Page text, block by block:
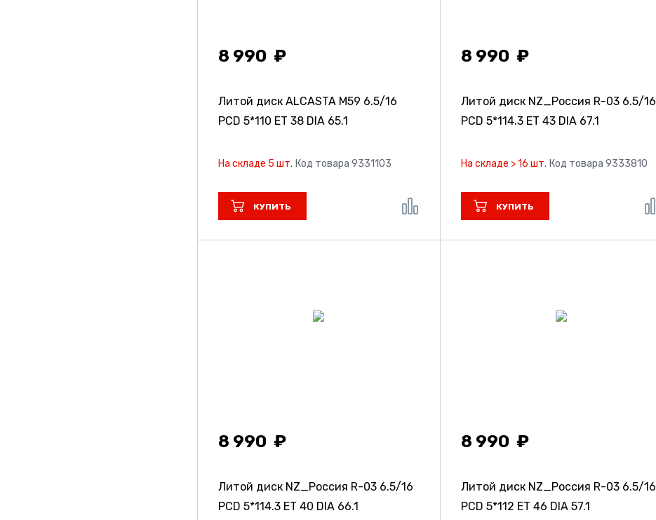
8 990
Литой диск ALCASTA M59 6.5/16
PCD 5*110 ET 38 DIA 65.1
На складе 5 шт. Код товара 9331103
КУПИТЬ
8 990
Литой диск NZ_Россия R-03 6.5/16
PCD 5*114.3 ET 43 DIA 67.1
На складе > 16 шт. Код товара 9333810
КУПИТЬ
8 990
Литой диск NZ_Россия R-03 6.5/16
PCD 5*114.3 ET 40 DIA 66.1
8 990
Литой диск NZ_Россия R-03 6.5/16
PCD 5*112 ET 46 DIA 57.1